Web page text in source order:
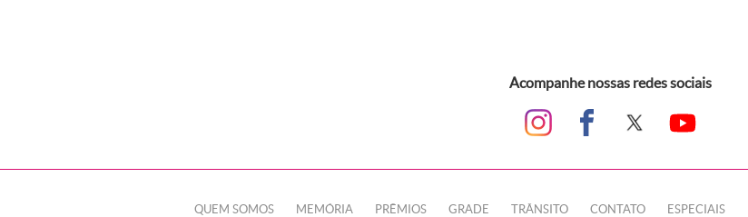
Acompanhe nossas redes sociais
QUEM SOMOS MEMÓRIA PRÊMIOS GRADE TRÂNSITO CONTATO ESPECIAIS